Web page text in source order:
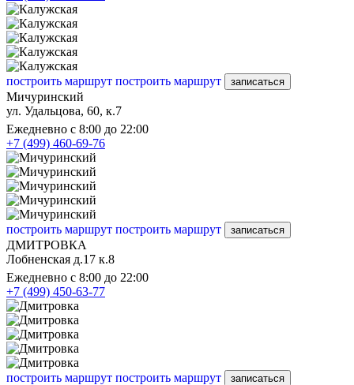
построить маршрут построить маршрут записаться
Мичуринский
ул. Удальцова, 60, к.7
Ежедневно с 8:00 до 22:00
+7 (499) 460-69-76
построить маршрут построить маршрут записаться
ДМИТРОВКА
Лобненская д.17 к.8
Ежедневно с 8:00 до 22:00
+7 (499) 450-63-77
построить маршрут построить маршрут записаться